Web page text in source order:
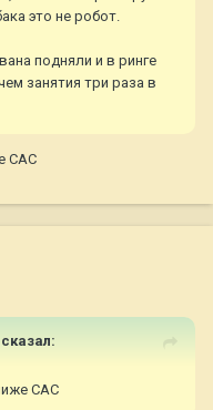
это не робот.
подняли и в ринге
занятия три раза в
САС
сказал:
САС